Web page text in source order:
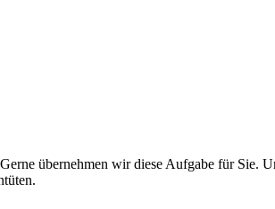
übernehmen wir diese Aufgabe für Sie.